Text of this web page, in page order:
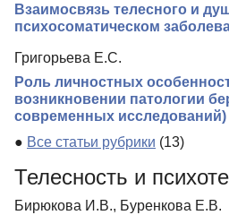
Взаимосвязь телесного и
психосоматическом
Григорьева Е.С.
Роль личностных
возникновении патологии
современных исследований)
● Все статьи рубрики (13)
Телесность и
Бирюкова И.В., Буренкова Е.В.